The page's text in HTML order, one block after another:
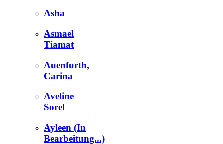
Asha
Asmael
Tiamat
Auenfurth,
Carina
Aveline
Sorel
Ayleen (In
Bearbeitung...)